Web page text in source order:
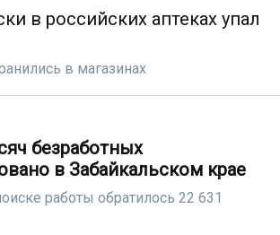
в российских аптеках упал
в магазинах
безработных
в Забайкальском крае
работы обратилось 22 631